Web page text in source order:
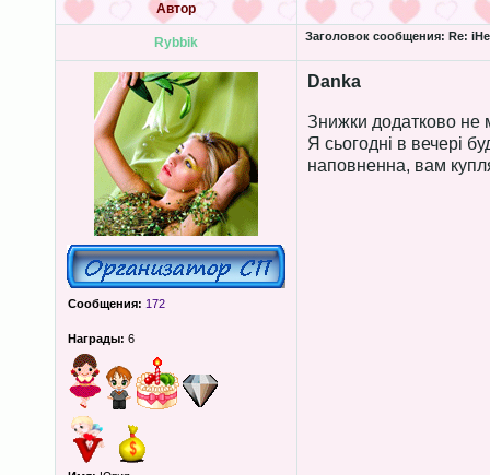
Автор
Rybbik Заголовок сообщения: Re:
Сообщения: 172
Награды: 6
Danka
Знижки додатково не
Я сьогодні в вечері
наповненна, вам